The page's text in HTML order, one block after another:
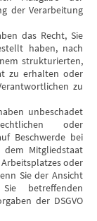
der Verarbeitung
das Recht, Sie
haben, nach
strukturierten,
zu erhalten oder
zu
unbeschadet
oder
Beschwerde bei
dem Mitgliedstaat
oder
Sie der Ansicht
betreffenden
der DSGVO